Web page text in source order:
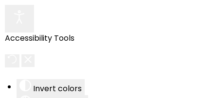
Accessibility Tools
Invert colors